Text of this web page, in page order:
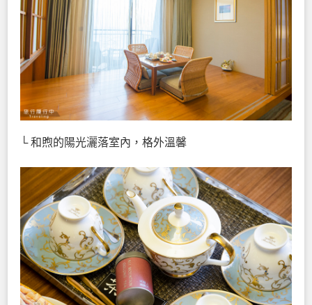
└ 和煦的陽光灑落室內，格外溫馨